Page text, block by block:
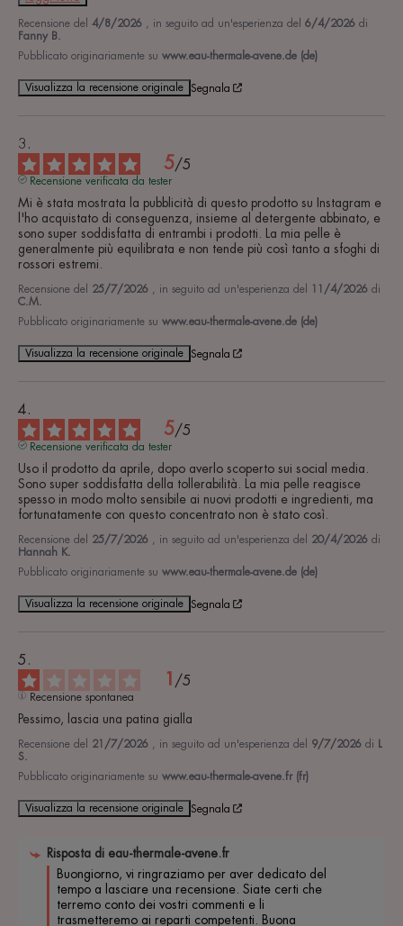
Recensione del 4/8/2026 , in seguito ad un'esperienza del 6/4/2026 di
Fanny B.
Pubblicato originariamente su www.eau-thermale-avene.de (de)
Visualizza la recensione originale Segnala
5/5
Recensione verificata da tester
Mi è stata mostrata la pubblicità di questo prodotto su Instagram e
l'ho acquistato di conseguenza, insieme al detergente abbinato, e
sono super soddisfatta di entrambi i prodotti. La mia pelle è
generalmente più equilibrata e non tende più così tanto a sfoghi di
rossori estremi.
Recensione del 25/7/2026 , in seguito ad un'esperienza del 11/4/2026 di
C.M.
Pubblicato originariamente su www.eau-thermale-avene.de (de)
Visualizza la recensione originale Segnala
5/5
Recensione verificata da tester
Uso il prodotto da aprile, dopo averlo scoperto sui social media.
Sono super soddisfatta della tollerabilità. La mia pelle reagisce
spesso in modo molto sensibile ai nuovi prodotti e ingredienti, ma
fortunatamente con questo concentrato non è stato così.
Recensione del 25/7/2026 , in seguito ad un'esperienza del 20/4/2026 di
Hannah K.
Pubblicato originariamente su www.eau-thermale-avene.de (de)
Visualizza la recensione originale Segnala
1 /5
Recensione spontanea
Pessimo, lascia una patina gialla
Recensione del 21/7/2026 , in seguito ad un'esperienza del 9/7/2026 di
L
S.
Pubblicato originariamente su www.eau-thermale-avene.fr (fr)
Visualizza la recensione originale Segnala
Risposta di eau-thermale-avene.fr
Buongiorno, vi ringraziamo per aver dedicato del
tempo a lasciare una recensione. Siate certi che
terremo conto dei vostri commenti e li
trasmetteremo ai reparti competenti. Buona